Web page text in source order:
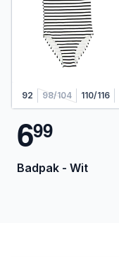
92 98/104 110/116
699
Badpak - Wit